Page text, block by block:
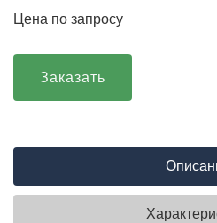
Цена по запросу
Заказать